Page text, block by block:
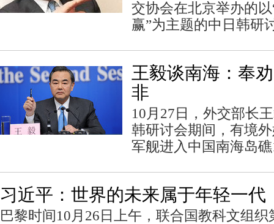
交协会在北京举办的
赢”为主题的中日韩研
王毅谈南海：奉
非
10月27日，外交部长
韩研讨会期间，有境
军舰进入中国南海岛
习近平：世界的未来属于年轻一代
巴黎时间10月26日上午，联合国教科文组